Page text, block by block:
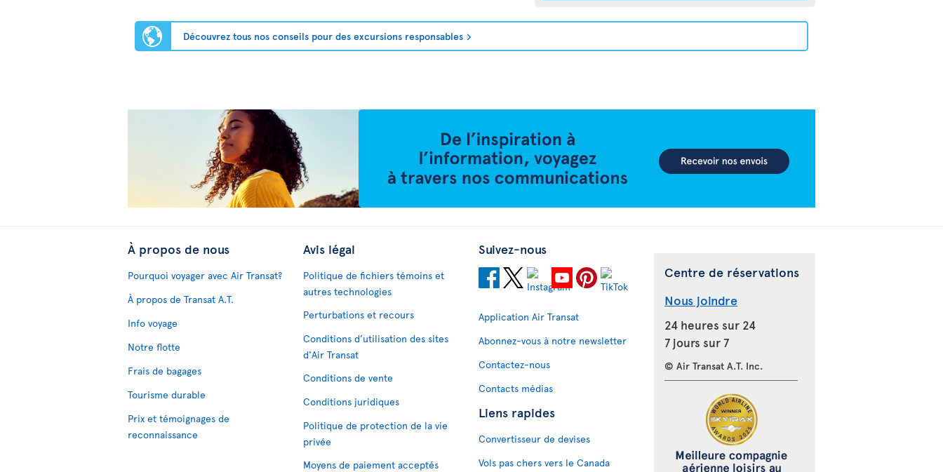
Découvrez tous nos conseils pour des excursions responsables
À propos de nous
Pourquoi voyager avec Air Transat?
À propos de Transat A.T.
Info voyage
Notre flotte
Frais de bagages
Tourisme durable
Prix et témoignages de
reconnaissance
Avis légal
Politique de fichiers témoins et
autres technologies
Perturbations et recours
Conditions d’utilisation des sites
d'Air Transat
Conditions de vente
Conditions juridiques
Politique de protection de la vie
privée
Moyens de paiement acceptés
Suivez-nous
Application Air Transat
Abonnez-vous à notre newsletter
Contactez-nous
Contacts médias
Liens rapides
Convertisseur de devises
Vols pas chers vers le Canada
Centre de réservations
Nous joindre
24 heures sur 24
7 jours sur 7
© Air Transat A.T. Inc.